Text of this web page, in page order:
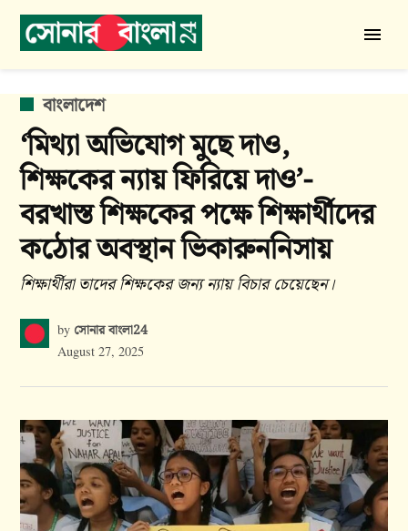
Skip
বাংলা
24
POSTED
IN
বাংলাদেশ
‘মিথ্যা অভিযোগ মুছে দাও,
শিক্ষকের ন্যায় ফিরিয়ে দাও’-
বরখাস্ত শিক্ষকের পক্ষে শিক্ষার্থীদের
কঠোর অবস্থান ভিকারুননিসায়
শিক্ষার্থীরা তাদের শিক্ষকের জন্য ন্যায় বিচার চেয়েছেন।
by সোনার বাংলা24
August 27, 2025